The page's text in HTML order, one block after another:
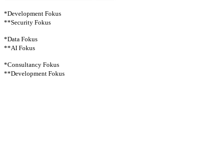
*Development Fokus
**Security Fokus
*Data Fokus
**AI Fokus
*Consultancy Fokus
**Development Fokus